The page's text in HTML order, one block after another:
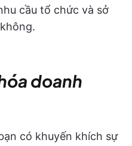
cầu tổ chức và sở
doanh
có khuyến khích sự